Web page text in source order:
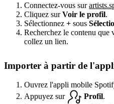
Connectez-vous sur
Cliquez surVoir le profil.
Sélectionnez + sous
Recherchez le contenu que
collez un lien.
Importer à partir de
Ouvrez l'appli mobile
Appuyez sur
Profil.